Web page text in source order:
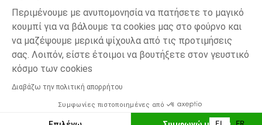
Περιμένουμε με ανυπομονησία να πατήσετε το μαγικό
κουμπί για να βάλουμε τα cookies μας στο φούρνο και
να μαζέψουμε μερικά ψίχουλα από τις προτιμήσεις
σας. Λοιπόν, είστε έτοιμοι να βουτήξετε στον γευστικό
κόσμο των cookies
Διαβάζω την πολιτική απορρήτου
Συμφωνίες πιστοποιημένες από
Πολύχρωμο
one
Δυνατότητα πληρωμής με
ΠΡΟΣΘΉΚΗ ΣΤΟ ΚΑΛΆΘΙ
*Εμπορικες προσφορες
Προσωπικά δεδομένα
Διαχείρηση των cookies
Προσβασιμότητα: μη συμμορφούμενη
H Orchestra συμμετέχει στον κωδικά δεοντολογίας και στο σύστημα
μεσολάβησης της Γαλλικής Ομοσπονδίας Ηλεκτρονικού Εμπορίου.